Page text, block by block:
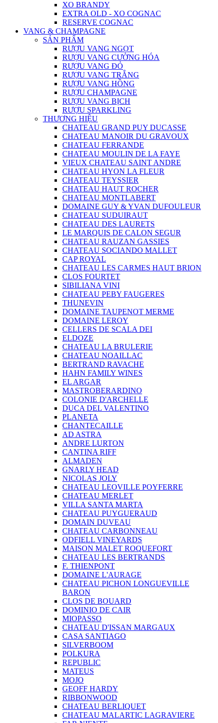
XO BRANDY
EXTRA OLD - XO COGNAC
RESERVE COGNAC
VANG & CHAMPAGNE
SẢN PHẨM
RƯỢU VANG NGỌT
RƯỢU VANG CƯỜNG HÓA
RƯỢU VANG ĐỎ
RƯỢU VANG TRẮNG
RƯỢU VANG HỒNG
RƯỢU CHAMPAGNE
RƯỢU VANG BỊCH
RƯỢU SPARKLING
THƯƠNG HIỆU
CHATEAU GRAND PUY DUCASSE
CHATEAU MANOIR DU GRAVOUX
CHATEAU FERRANDE
CHATEAU MOULIN DE LA FAYE
VIEUX CHATEAU SAINT ANDRE
CHATEAU HYON LA FLEUR
CHATEAU TEYSSIER
CHATEAU HAUT ROCHER
CHATEAU MONTLABERT
DOMAINE GUY & YVAN DUFOULEUR
CHATEAU SUDUIRAUT
CHATEAU DES LAURETS
LE MARQUIS DE CALON SEGUR
CHATEAU RAUZAN GASSIES
CHATEAU SOCIANDO MALLET
CAP ROYAL
CHATEAU LES CARMES HAUT BRION
CLOS FOURTET
SIBILIANA VINI
CHATEAU PEBY FAUGERES
THUNEVIN
DOMAINE TAUPENOT MERME
DOMAINE LEROY
CELLERS DE SCALA DEI
ELDOZE
CHATEAU LA BRULERIE
CHATEAU NOAILLAC
BERTRAND RAVACHE
HAHN FAMILY WINES
EL ARGAR
MASTROBERARDINO
COLONIE D'ARCHELLE
DUCA DEL VALENTINO
PLANETA
CHANTECAILLE
AD ASTRA
ANDRE LURTON
CANTINA RIFF
ALMADEN
GNARLY HEAD
NICOLAS JOLY
CHATEAU LEOVILLE POYFERRE
CHATEAU MERLET
VILLA SANTA MARTA
CHATEAU PUYGUERAUD
DOMAIN DUVEAU
CHATEAU CARBONNEAU
ODFIELL VINEYARDS
MAISON MALET ROQUEFORT
CHATEAU LES BERTRANDS
F. THIENPONT
DOMAINE L'AURAGE
CHATEAU PICHON LONGUEVILLE
BARON
CLOS DE BOUARD
DOMINIO DE CAIR
MIOPASSO
CHATEAU D'ISSAN MARGAUX
CASA SANTIAGO
SILVERBOOM
POLKURA
REPUBLIC
MATEUS
MOJO
GEOFF HARDY
RIBBONWOOD
CHATEAU BERLIQUET
CHATEAU MALARTIC LAGRAVIERE